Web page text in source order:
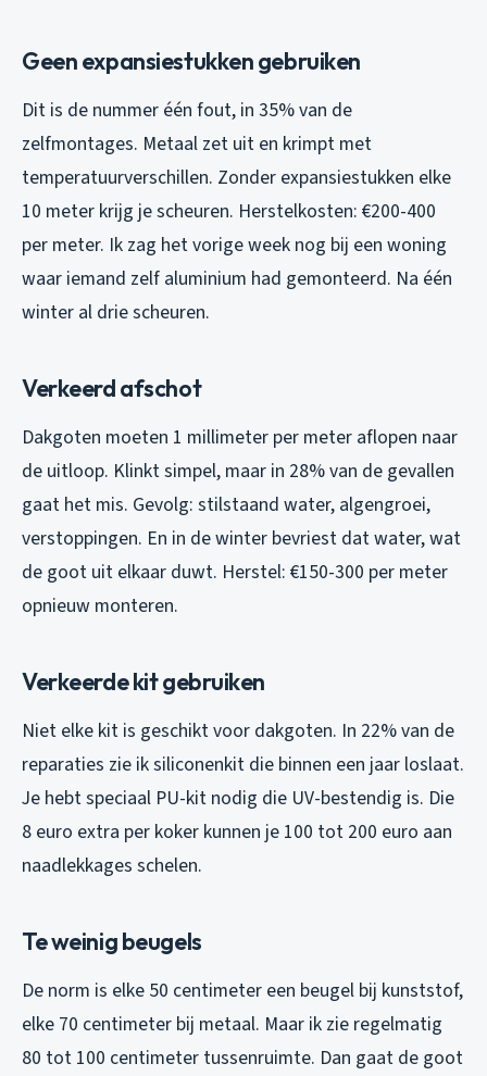
Geen expansiestukken gebruiken
Dit is de nummer één fout, in 35% van de
zelfmontages. Metaal zet uit en krimpt met
temperatuurverschillen. Zonder expansiestukken elke
10 meter krijg je scheuren. Herstelkosten: €200-400
per meter. Ik zag het vorige week nog bij een woning
waar iemand zelf aluminium had gemonteerd. Na één
winter al drie scheuren.
Verkeerd afschot
Dakgoten moeten 1 millimeter per meter aflopen naar
de uitloop. Klinkt simpel, maar in 28% van de gevallen
gaat het mis. Gevolg: stilstaand water, algengroei,
verstoppingen. En in de winter bevriest dat water, wat
de goot uit elkaar duwt. Herstel: €150-300 per meter
opnieuw monteren.
Verkeerde kit gebruiken
Niet elke kit is geschikt voor dakgoten. In 22% van de
reparaties zie ik siliconenkit die binnen een jaar loslaat.
Je hebt speciaal PU-kit nodig die UV-bestendig is. Die
8 euro extra per koker kunnen je 100 tot 200 euro aan
naadlekkages schelen.
Te weinig beugels
De norm is elke 50 centimeter een beugel bij kunststof,
elke 70 centimeter bij metaal. Maar ik zie regelmatig
80 tot 100 centimeter tussenruimte. Dan gaat de goot